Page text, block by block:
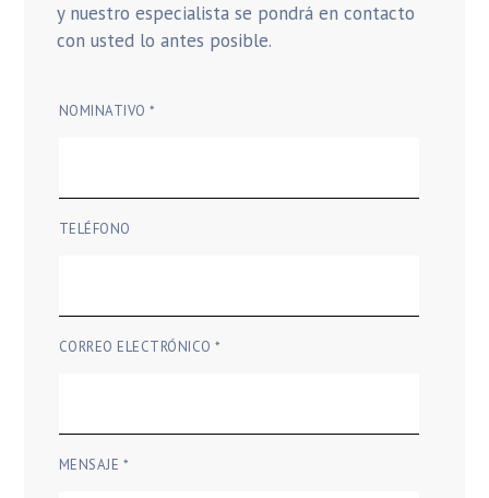
y nuestro especialista se pondrá en contacto
con usted lo antes posible.
NOMINATIVO *
TELÉFONO
CORREO ELECTRÓNICO *
MENSAJE *